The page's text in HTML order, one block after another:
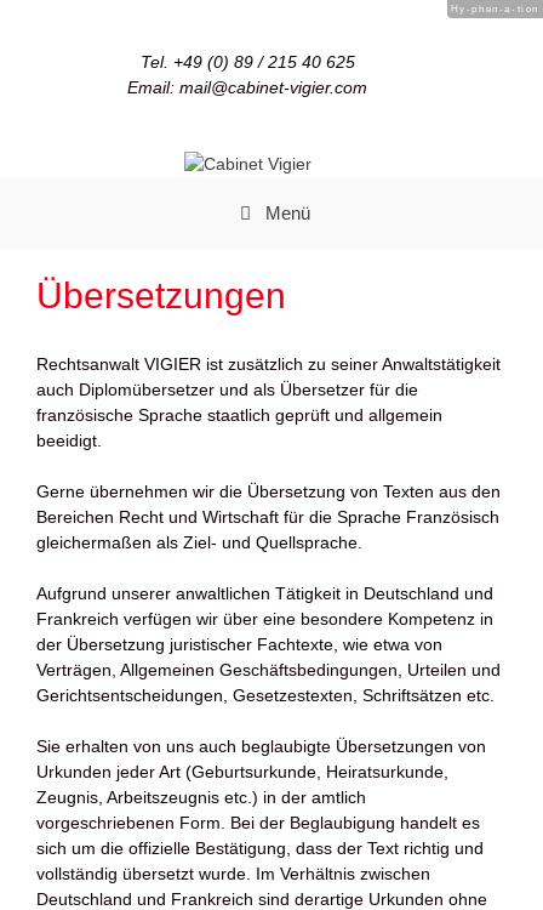
Tel. +49 (0) 89 / 215 40 625
Email: mail@cabinet-vigier.com
Menü
Übersetzungen
Rechtsanwalt VIGIER ist zusätzlich zu seiner Anwaltstätigkeit
auch Diplomübersetzer und als Übersetzer für die
französische Sprache staatlich geprüft und allgemein
beeidigt.
Gerne übernehmen wir die Übersetzung von Texten aus den
Bereichen Recht und Wirtschaft für die Sprache Französisch
gleichermaßen als Ziel- und Quellsprache.
Aufgrund unserer anwaltlichen Tätigkeit in Deutschland und
Frankreich verfügen wir über eine besondere Kompetenz in
der Übersetzung juristischer Fachtexte, wie etwa von
Verträgen, Allgemeinen Geschäftsbedingungen, Urteilen und
Gerichtsentscheidungen, Gesetzestexten, Schriftsätzen etc.
Sie erhalten von uns auch beglaubigte Übersetzungen von
Urkunden jeder Art (Geburtsurkunde, Heiratsurkunde,
Zeugnis, Arbeitszeugnis etc.) in der amtlich
vorgeschriebenen Form. Bei der Beglaubigung handelt es
sich um die offizielle Bestätigung, dass der Text richtig und
vollständig übersetzt wurde. Im Verhältnis zwischen
Deutschland und Frankreich sind derartige Urkunden ohne
Hy-phen-a-tion